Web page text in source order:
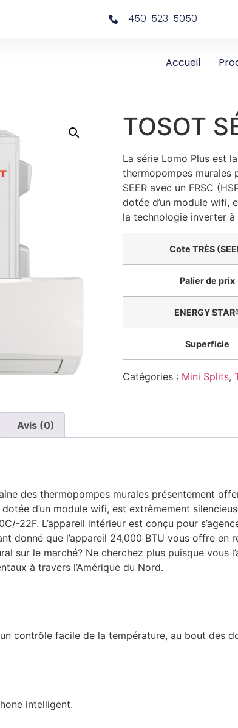
450-523-5050
Accueil
TOSOT
La série Lomo Plus est
thermopompes murales
SEER avec un FRSC
dotée d’un module wifi,
la technologie inverter
Cote TRÈS
Palier de prix
ENERGY
Superficie
Catégories : Mini Splits,
Avis (0)
des thermopompes murales présentement
d’un module wifi, est extrêmement
22F. L’appareil intérieur est conçu pour
donné que l’appareil 24,000 BTU vous offre en
sur le marché? Ne cherchez plus puisque vous
à travers l’Amérique du Nord.
contrôle facile de la température, au bout des
intelligent.